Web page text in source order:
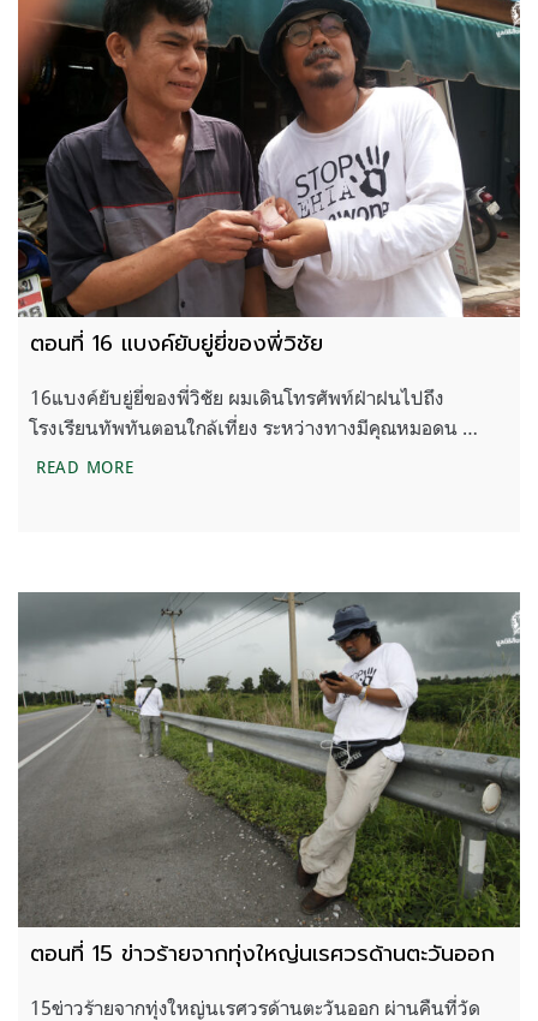
ตอนที่ 16 แบงค์ยับยู่ยี่ของพี่วิชัย
16แบงค์ยับยู่ยี่ของพี่วิชัย ผมเดินโทรศัพท์ฝ่าฝนไปถึง
โรงเรียนทัพทันตอนใกล้เที่ยง ระหว่างทางมีคุณหมอดน …
READ MOREตอนที่ 16 แบงค์ยับยู่ยี่ของพี่วิชัย
ตอนที่ 15 ข่าวร้ายจากทุ่งใหญ่นเรศวรด้านตะวันออก
15ข่าวร้ายจากทุ่งใหญ่นเรศวรด้านตะวันออก ผ่านคืนที่วัด